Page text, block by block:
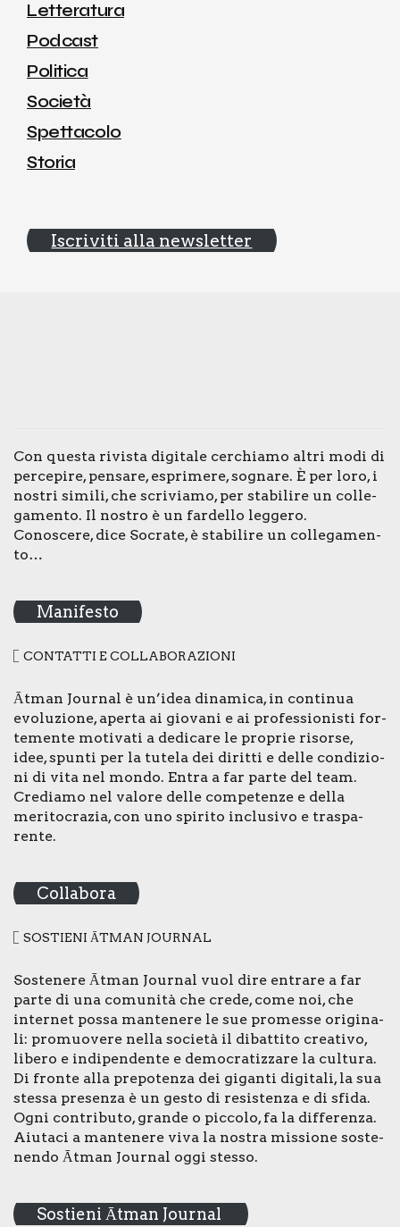
Letteratura
Podcast
Politica
Società
Spettacolo
Storia
Iscriviti alla newsletter
Con que­sta rivi­sta digi­ta­le cer­chia­mo altri modi di
per­ce­pi­re, pen­sa­re, espri­me­re, sogna­re. È per loro, i
nostri simi­li, che scri­via­mo, per sta­bi­li­re un col­le­
ga­men­to. Il nostro è un far­del­lo leg­ge­ro.
Cono­sce­re, dice Socra­te, è sta­bi­li­re un col­le­ga­men­
to…
Manifesto
CON­TAT­TI E COL­LA­BO­RA­ZIO­NI
Ātman Jour­nal è un’idea dina­mi­ca, in con­ti­nua
evo­lu­zio­ne, aper­ta ai gio­va­ni e ai pro­fes­sio­ni­sti for­
te­men­te moti­va­ti a dedi­ca­re le pro­prie risor­se,
idee, spun­ti per la tute­la dei dirit­ti e del­le con­di­zio­
ni di vita nel mon­do. Entra a far par­te del team.
Cre­dia­mo nel valo­re del­le com­pe­ten­ze e del­la
meri­to­cra­zia, con uno spi­ri­to inclu­si­vo e tra­spa­
ren­te.
Collabora
SOSTIE­NI ĀTMAN JOUR­NAL
Soste­ne­re Ātman Jour­nal vuol dire entra­re a far
par­te di una comu­ni­tà che cre­de, come noi, che
inter­net pos­sa man­te­ne­re le sue pro­mes­se ori­gi­na­
li: pro­muo­ve­re nel­la socie­tà il dibat­ti­to crea­ti­vo,
libe­ro e indi­pen­den­te e demo­cra­tiz­za­re la cul­tu­ra.
Di fron­te alla pre­po­ten­za dei gigan­ti digi­ta­li, la sua
stes­sa pre­sen­za è un gesto di resi­sten­za e di sfi­da.
Ogni con­tri­bu­to, gran­de o pic­co­lo, fa la dif­fe­ren­za.
Aiu­ta­ci a man­te­ne­re viva la nostra mis­sio­ne soste­
nen­do Ātman Jour­nal oggi stes­so.
Sostieni Ātman Journal